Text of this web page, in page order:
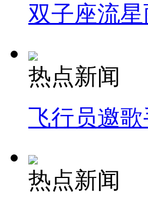
双子座流
热点新闻
飞行员邀
热点新闻